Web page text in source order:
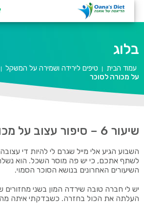
בלוג
עמוד הבית | טיפים לירידה ושמירה על המשקל |
על מכורה לסוכר
שיעור 6 – סיפור עצוב על מכורה לסוכר
השבוע הגיע אלי מייל שגרם לי להיות די עצובה
לשתף אתכם, כי יש פה מוסר השכל. הוא נשלח
השיעורים האחרונים בנושא הסוכר הסמוי.
יש לי חברה טובה שירדה המון בשני מחזורים
העלתה את הכול בחזרה. כשבדקתי איתה מה